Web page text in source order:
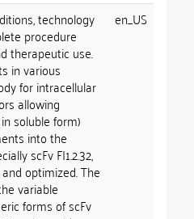
technology
procedure
therapeutic use.
in various
for intracellular
allowing
soluble form)
into the
scFv F|1.2.32,
optimized. The
variable
forms of scFv
en_US